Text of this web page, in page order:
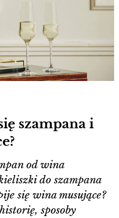
szampana i
od wina
do szampana
się wina musujące?
sposoby